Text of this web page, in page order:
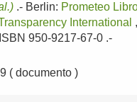
.- Berlin: Prometeo
International
950-9217-67-0 .-
( documento )